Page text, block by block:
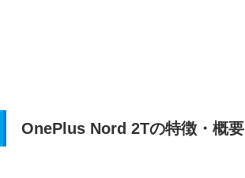
OnePlus Nord 2Tの特徴・概要